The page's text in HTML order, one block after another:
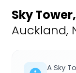
Sky Tower,
Auckland,
A Sky